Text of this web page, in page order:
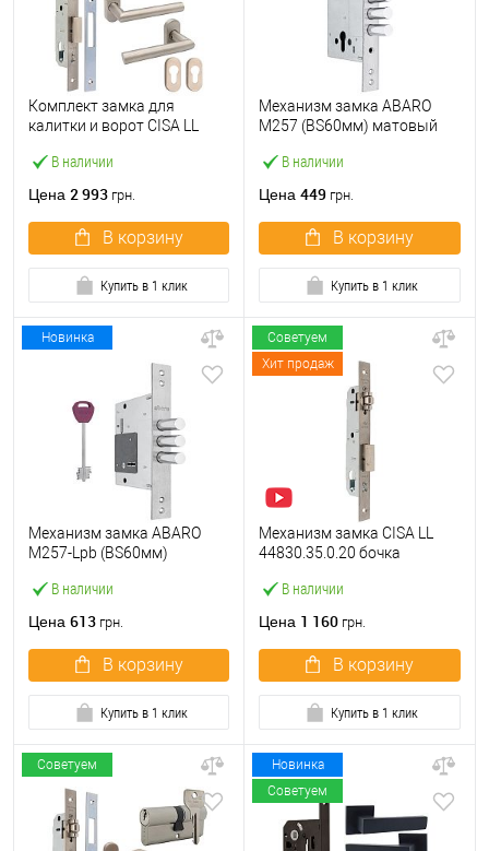
В наличии
Комплект замка для
калитки и ворот CISA LL
цилиндром C2000 60 мм и
Цена 2 993 грн.
В корзину
Купить в 1 клик
В наличии
Механизм замка ABARO
M257 (BS60мм) матовый
Цена 449 грн.
В корзину
Купить в 1 клик
Новинка
В наличии
Механизм замка ABARO
M257-Lpb (BS60мм)
тех.упаковки.без отв.
Цена 613 грн.
В корзину
Купить в 1 клик
Советуем
Хит продаж
В наличии
Механизм замка CISA LL
44830.35.0.20 бочка
нержавеющая сталь
Цена 1 160 грн.
В корзину
Купить в 1 клик
Советуем
Новинка
Советуем